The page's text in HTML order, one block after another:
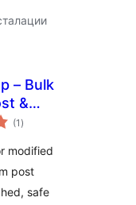
– Bulk
&
(1 общо
оценки
)
modified
post
safe